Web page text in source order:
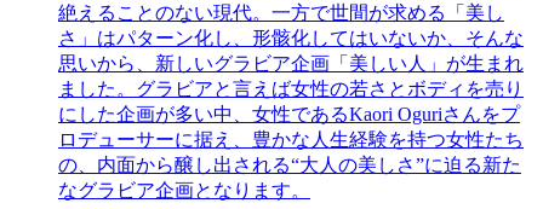
絶えることのない現代。一方で世間が求める「美し
さ」はパターン化し、形骸化してはいないか、そんな
思いから、新しいグラビア企画「美しい人」が生まれ
ました。グラビアと言えば女性の若さとボディを売り
にした企画が多い中、女性であるKaori Oguriさんをプ
ロデューサーに据え、豊かな人生経験を持つ女性たち
の、内面から醸し出される“大人の美しさ”に迫る新た
なグラビア企画となります。